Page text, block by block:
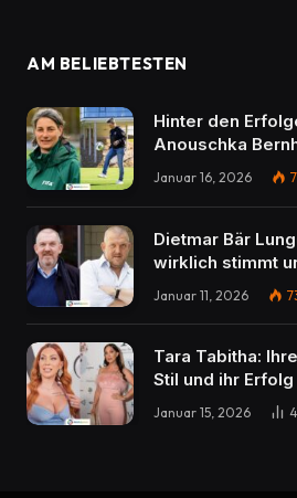
AM BELIEBTESTEN
Hinter den
Anouschka
Januar 16, 2026
Dietmar Bär
wirklich stimmt
Januar 11, 2026
Tara Tabitha:
Stil und ihr Erfolg
Januar 15, 2026